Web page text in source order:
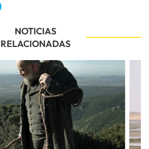
NOTICIAS
RELACIONADAS